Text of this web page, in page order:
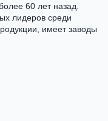
60 лет назад.
лидеров среди
имеет заводы